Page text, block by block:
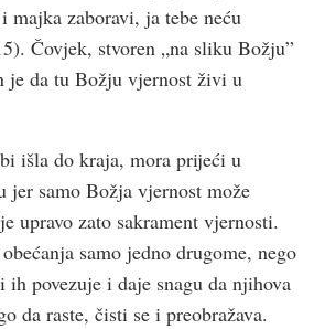
majka zaboravi, ja tebe neću
Čovjek, stvoren „na sliku Božju”
je da tu Božju vjernost živi u
išla do kraja, mora prijeći u
jer samo Božja vjernost može
upravo zato sakrament vjernosti.
samo jedno drugome, nego
povezuje i daje snagu da njihova
da raste, čisti se i preobražava.